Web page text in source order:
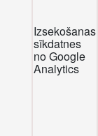
Izsekošanas
sīkdatnes
no Google
Analytics